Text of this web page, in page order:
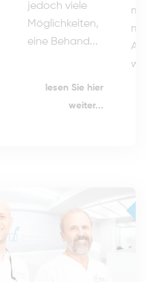
jedoch viele
Möglichkeiten,
eine Behand...
lesen Sie hier
weiter...